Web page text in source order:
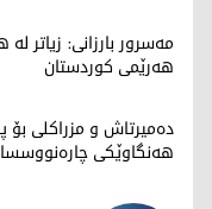
مەسرور بارزانی: زیاتر
هەرێمی کوردستان
دەمیرتاش و مزراکلی بۆ
هەنگاوێکی